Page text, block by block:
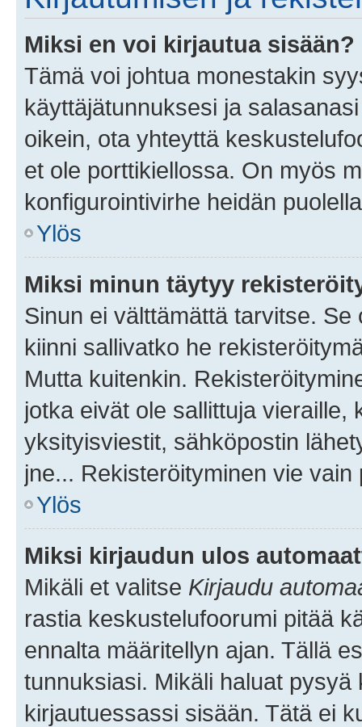
Miksi en voi kirjautua sisään?
Tämä voi johtua monestakin
käyttäjätunnuksesi ja
oikein, ota yhteyttä
et ole porttikiellossa. On myös
konfigurointivirhe heidän
Ylös
Miksi minun täytyy
Sinun ei välttämättä tarvitse.
kiinni sallivatko he
Mutta kuitenkin.
jotka eivät ole sallittuja vieraille,
yksityisviestit, sähköpostin
jne... Rekisteröityminen vie
Ylös
Miksi kirjaudun ulos
Mikäli et valitse Kirjaudu
rastia keskustelufoorumi pitää
ennalta määritellyn ajan. Tällä
tunnuksiasi. Mikäli haluat
kirjautuessassi sisään. Tätä ei